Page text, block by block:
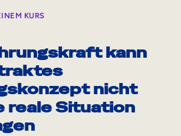
KURS
kann
nicht
reale Situation